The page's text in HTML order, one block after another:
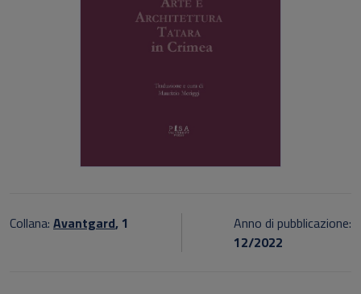
Collana: Avantgard, 1
Anno di pubblicazione:
12/2022